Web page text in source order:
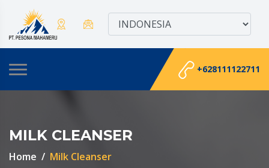
+628111122711
MILK CLEANSER
Home Milk Cleanser